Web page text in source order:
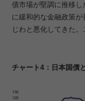
債市場が堅調に推移
に緩和的な金融政策
じわと悪化してきた
チャート4：日本国債